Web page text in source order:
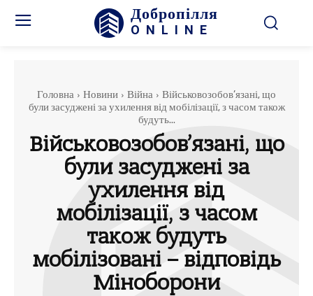
Добропілля
ONLINE
Головна Новини Війна
Військовозобов’язані, що
були засуджені за ухилення від мобілізації, з часом також
будуть...
Військовозобов’язані, що
були засуджені за
ухилення від
мобілізації, з часом
також будуть
мобілізовані – відповідь
Міноборони